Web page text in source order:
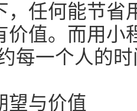
，任何能节省
价值。而用小
每一个人的
望与价值